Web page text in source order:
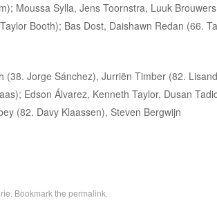
Moussa Sylla, Jens Toornstra, Luuk
Booth); Bas Dost, Daishawn Redan (66.
(38. Jorge Sánchez), Jurriën Timber (82.
Edson Álvarez, Kenneth Taylor, Dusan
(82. Davy Klaassen), Steven Bergwijn
. Bookmark the permalink